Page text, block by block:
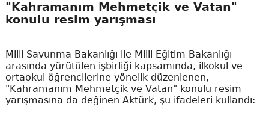
"Kahramanım Mehmetçik ve Vatan"
konulu resim yarışması
Milli Savunma Bakanlığı ile Milli Eğitim Bakanlığı
arasında yürütülen işbirliği kapsamında, ilkokul ve
ortaokul öğrencilerine yönelik düzenlenen,
"Kahramanım Mehmetçik ve Vatan" konulu resim
yarışmasına da değinen Aktürk, şu ifadeleri kullandı: